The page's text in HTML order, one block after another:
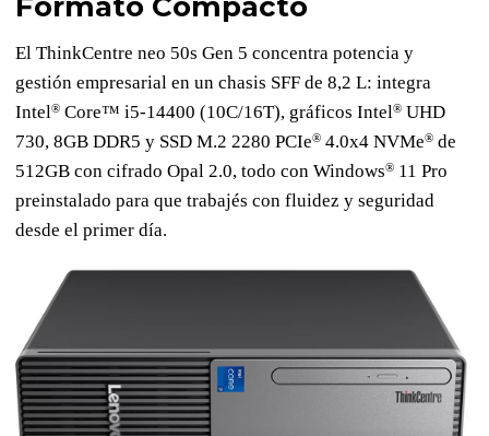
Formato Compacto
El ThinkCentre neo 50s Gen 5 concentra potencia y
gestión empresarial en un chasis SFF de 8,2 L: integra
Intel® Core™ i5-14400 (10C/16T), gráficos Intel® UHD
730, 8GB DDR5 y SSD M.2 2280 PCIe® 4.0x4 NVMe® de
512GB con cifrado Opal 2.0, todo con Windows® 11 Pro
preinstalado para que trabajés con fluidez y seguridad
desde el primer día.